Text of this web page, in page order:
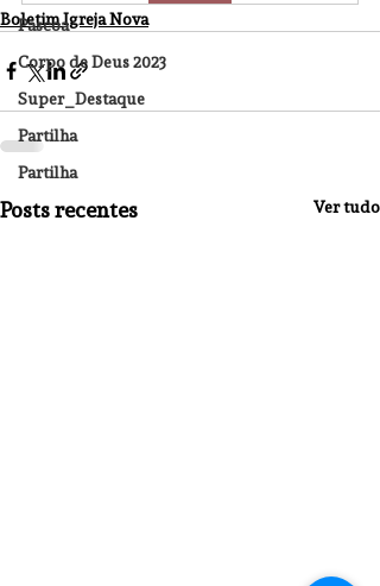
Pascoa
Corpo de Deus 2023
Super_Destaque
Partilha
Partilha
Boletim Igreja Nova
Posts recentes Ver tudo